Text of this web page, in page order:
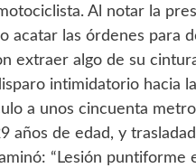
Al notar la
acatar las órdenes
extraer algo de su
intimidatorio hacia
a unos cincuenta
años de edad, y
“Lesión puntiforme